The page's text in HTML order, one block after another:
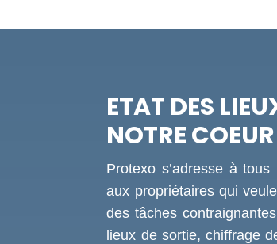
ETAT DES
NOTRE
Protexo s’adresse à
aux propriétaires qui
des tâches
lieux de sortie, chiffrage